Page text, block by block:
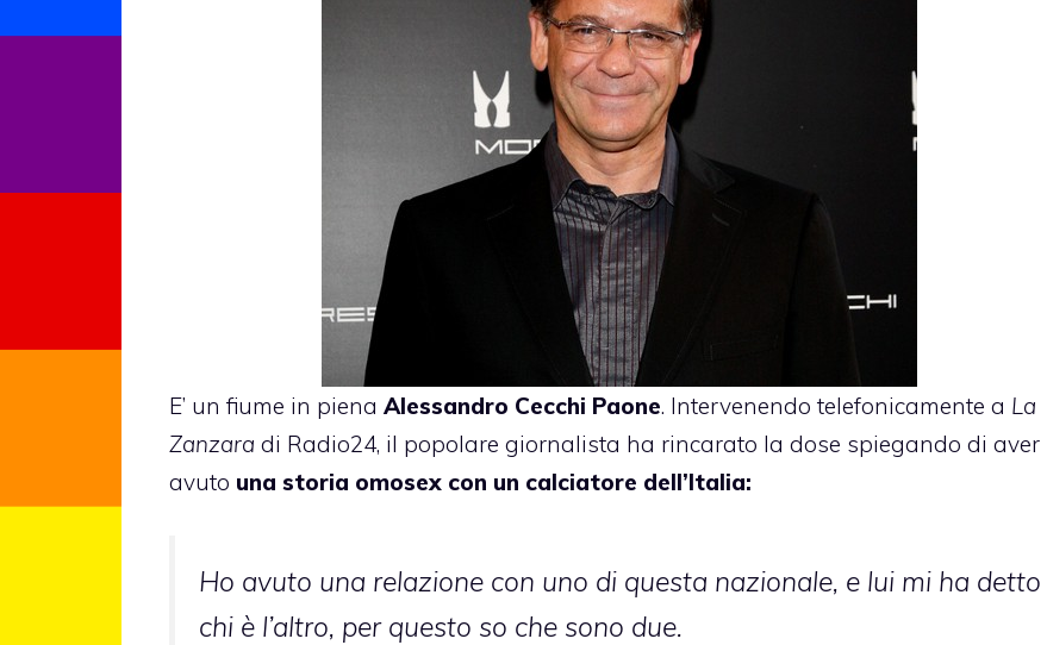
E’ un fiume in piena Alessandro Cecchi Paone. Intervenendo telefonicamente a La
Zanzara di Radio24, il popolare giornalista ha rincarato la dose spiegando di aver
avuto una storia omosex con un calciatore dell’Italia:
Ho avuto una relazione con uno di questa nazionale, e lui mi ha detto
chi è l’altro, per questo so che sono due.